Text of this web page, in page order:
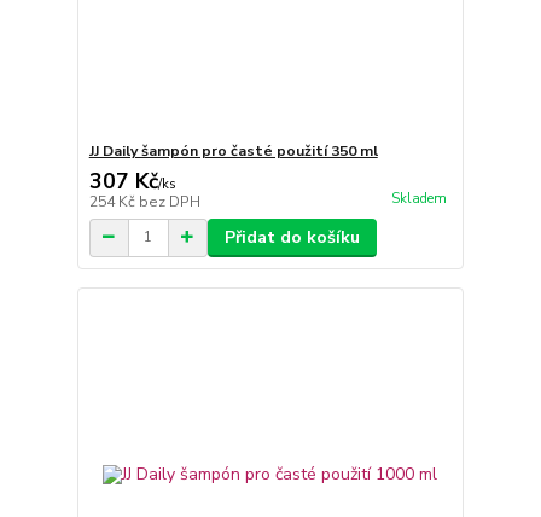
JJ Daily šampón pro časté použití 350 ml
307 Kč/ks
254 Kč bez DPH Skladem
Přidat do košíku